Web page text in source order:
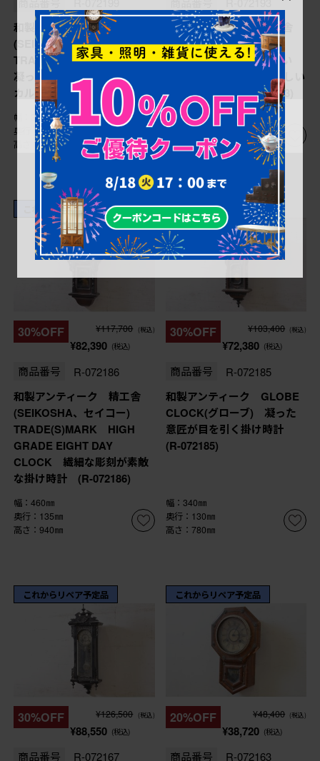
和製アンティーク 精工舎
(SEIKOSHA、セイコー)
TRADE(S)MARK 黒柿材
凝った意匠が目を引くクラシ
カルな掛け時計 (R-072199)
幅：340㎜
奥行：160㎜
高さ：880㎜
和製アンティーク 精工舎
(SEIKOSHA、セイコー)
MADE(Y)TOKYO 珍しい
小振りなサイズが可愛らしい
姫だるま時計 (R-072193)
幅：235㎜
奥行：105㎜
高さ：385㎜
これからリペア予定品
30%OFF ¥117,700 (税込)
¥82,390 (税込)
商品番号 R-072186
和製アンティーク 精工舎
(SEIKOSHA、セイコー)
TRADE(S)MARK HIGH
GRADE EIGHT DAY
CLOCK 繊細な彫刻が素敵
な掛け時計 (R-072186)
幅：460㎜
奥行：135㎜
高さ：940㎜
これからリペア予定品
30%OFF ¥103,400 (税込)
¥72,380 (税込)
商品番号 R-072185
和製アンティーク GLOBE
CLOCK(グローブ) 凝った
意匠が目を引く掛け時計
(R-072185)
幅：340㎜
奥行：130㎜
高さ：780㎜
これからリペア予定品
30%OFF ¥126,500 (税込)
¥88,550 (税込)
商品番号 R-072167
これからリペア予定品
20%OFF ¥48,400 (税込)
¥38,720 (税込)
商品番号 R-072163